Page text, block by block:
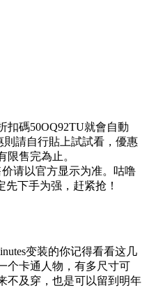
扣碼50OQ92TU就會自動
則請自行貼上試試看，優惠
限售完為止。
请以官方显示为准。咕噜
先下手为强，赶紧抢！
变装的你记得看看这几
个卡通人物，有多尺寸可
不及穿，也是可以留到明年